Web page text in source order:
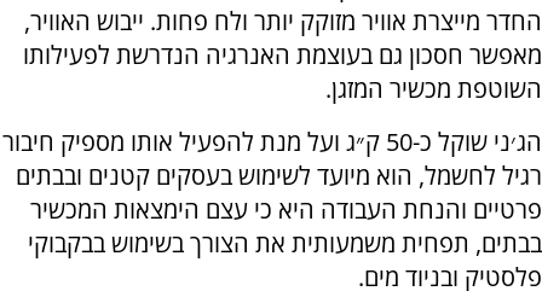
החדר מייצרת אוויר מזוקק יותר ולח פחות. ייבוש האוויר,
מאפשר חסכון גם בעוצמת האנרגיה הנדרשת לפעילותו
השוטפת מכשיר המזגן.
הג׳ני שוקל כ-50 ק״ג ועל מנת להפעיל אותו מספיק חיבור
רגיל לחשמל, הוא מיועד לשימוש בעסקים קטנים ובבתים
פרטיים והנחת העבודה היא כי עצם הימצאות המכשיר
בבתים, תפחית משמעותית את הצורך בשימוש בבקבוקי
פלסטיק ובניוד מים.